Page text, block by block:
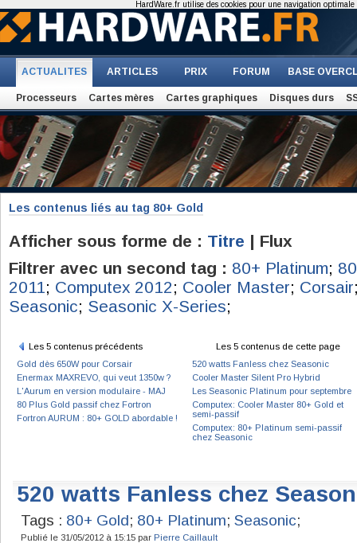
ACTUALITES ARTICLES PRIX FORUM BASE
Processeurs Cartes mères Cartes graphiques Disques durs
Les contenus liés au tag 80+ Gold
Afficher sous forme de : Titre | Flux
Filtrer avec un second tag : 80+ Platinum;
2011; Computex 2012; Cooler Master; Corsair
Seasonic; Seasonic X-Series;
Les 5 contenus précédents
Gold dès 650W pour Corsair
Enermax MAXREVO, qui veut 1350w ?
L'Aurum en version modulaire - MAJ
80 Plus Gold passif chez Fortron
Fortron AURUM : 80+ GOLD abordable !
Les 5 contenus de cette page
520 watts Fanless chez Seasonic
Cooler Master Silent Pro Hybrid
Les Seasonic Platinum pour septembre
Computex: Cooler Master 80+ Gold et
semi-passif
Computex: 80+ Platinum semi-passif
chez Seasonic
520 watts Fanless chez
Tags : 80+ Gold; 80+ Platinum; Seasonic;
Publié le 31/05/2012 à 15:15 par Pierre Caillault
HardWare.fr utilise des cookies pour une navigation